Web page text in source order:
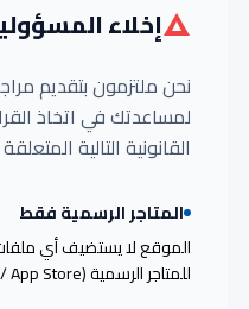
إخلاء
نحن ملتزمون بتقديم
لمساعدتك في اتخاذ
القانونية التالية
المتاجر الرسمية فقط
الموقع لا يستضيف أي
للمتاجر الرسمية (Google Play / App Store) لضمان أمان جهازك.